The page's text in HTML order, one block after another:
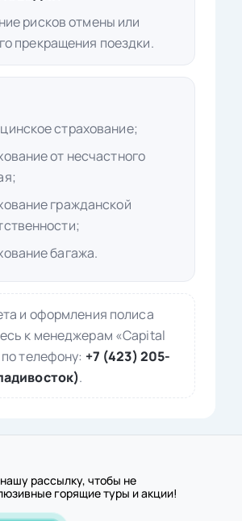
рисков отмены или
прекращения поездки.
страхование;
от несчастного
гражданской
багажа.
и оформления полиса
к менеджерам «Capital
телефону: +7 (423) 205-
.
рассылку, чтобы не
горящие туры и акции!